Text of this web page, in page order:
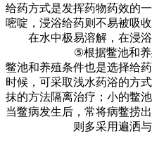
给药方式是发挥药物药效的
嘧啶，浸浴给药则不易被吸
在水中极易溶解，在浸
⑤根据鳖池和
鳖池和养殖条件也是选择给
时候，可采取浅水药浴的方
抹的方法隔离治疗；小的鳖
当鳖病发生后，常将病鳖捞
则多采用遍洒